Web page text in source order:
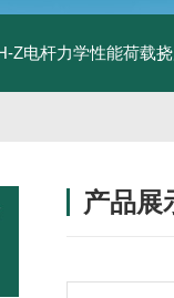
Z电杆力学性能荷载
产品展